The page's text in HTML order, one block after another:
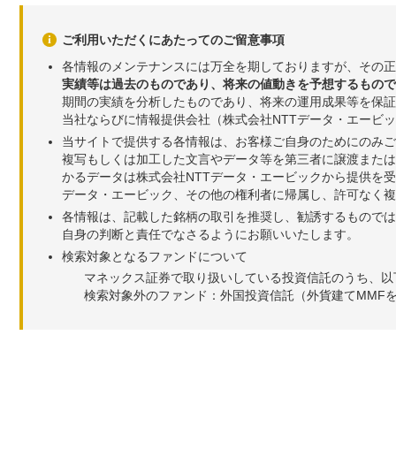
ご利用いただくにあたってのご留意事項
各情報のメンテナンスには万全を期しておりますが、その
実績等は過去のものであり、将来の値動きを予想するもの
期間の実績を分析したものであり、将来の運用成果等を保
当社ならびに情報提供会社（株式会社NTTデータ・エービ
当サイトで提供する各情報は、お客様ご自身のためにのみ
複写もしくは加工した文言やデータ等を第三者に譲渡また
かるデータは株式会社NTTデータ・エービックから提供を
データ・エービック、その他の権利者に帰属し、許可なく
各情報は、記載した銘柄の取引を推奨し、勧誘するもので
自身の判断と責任でなさるようにお願いいたします。
検索対象となるファンドについて
マネックス証券で取り扱いしている投資信託のうち、
検索対象外のファンド：外国投資信託（外貨建てMMF